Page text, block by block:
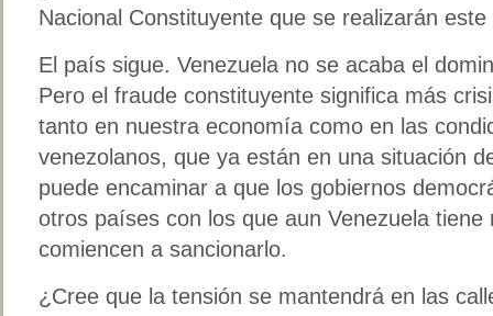
Nacional Constituyente que se realizarán este
El país sigue. Venezuela no se acaba el
Pero el fraude constituyente significa más
tanto en nuestra economía como en las
venezolanos, que ya están en una situación
puede encaminar a que los gobiernos
otros países con los que aun Venezuela tiene
comiencen a sancionarlo.
¿Cree que la tensión se mantendrá en las